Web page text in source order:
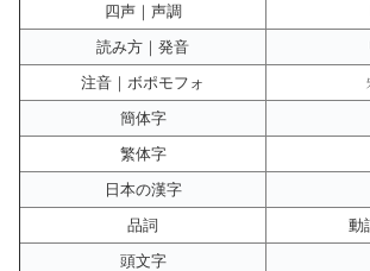
四声｜声調
読み方｜発音
注音｜ボポモフォ
簡体字
繁体字
日本の漢字
品詞
動
頭文字